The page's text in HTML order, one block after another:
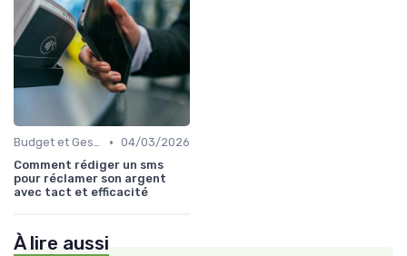
Budget et Gestion des Finances Personnelles • 04/03/2026
Comment rédiger un sms
pour réclamer son argent
avec tact et efficacité
À lire aussi